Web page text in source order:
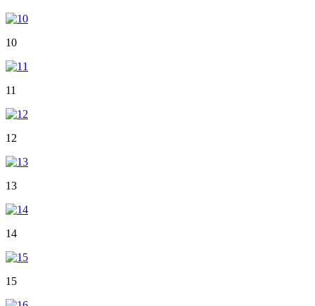
10
11
12
13
14
15